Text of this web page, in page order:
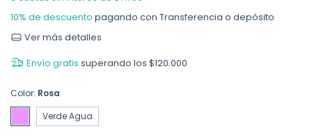
10% de descuento pagando con Transferencia o depósito
Ver más detalles
Envío gratis superando los $120.000
Color: Rosa
Verde Agua